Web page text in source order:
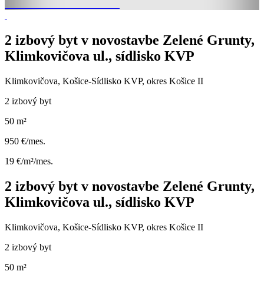
2 izbový byt v novostavbe Zelené Grunty,
Klimkovičova ul., sídlisko KVP
Klimkovičova, Košice-Sídlisko KVP, okres Košice II
2 izbový byt
50 m²
950 €/mes.
19 €/m²/mes.
2 izbový byt v novostavbe Zelené Grunty,
Klimkovičova ul., sídlisko KVP
Klimkovičova, Košice-Sídlisko KVP, okres Košice II
2 izbový byt
50 m²